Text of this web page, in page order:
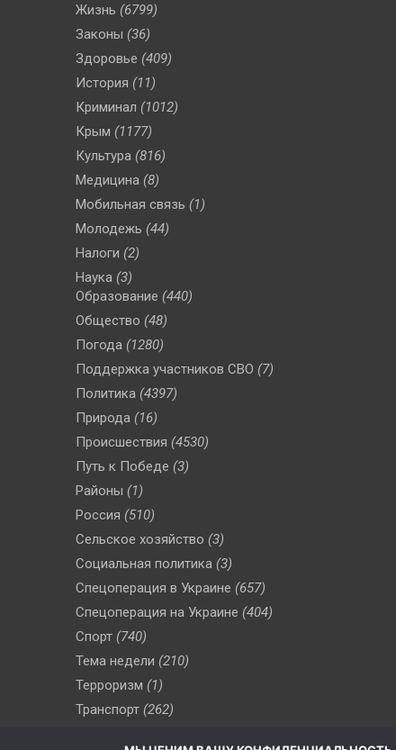
Жизнь (6799)
Законы (36)
Здоровье (409)
История (11)
Криминал (1012)
Крым (1177)
Культура (816)
Медицина (8)
Мобильная связь (1)
Молодежь (44)
Налоги (2)
Наука (3)
Образование (440)
Общество (48)
Погода (1280)
Поддержка участников СВО (7)
Политика (4397)
Природа (16)
Происшествия (4530)
Путь к Победе (3)
Районы (1)
Россия (510)
Сельское хозяйство (3)
Социальная политика (3)
Спецоперация в Украине (657)
Спецоперация на Украине (404)
Спорт (740)
Тема недели (210)
Терроризм (1)
Транспорт (262)